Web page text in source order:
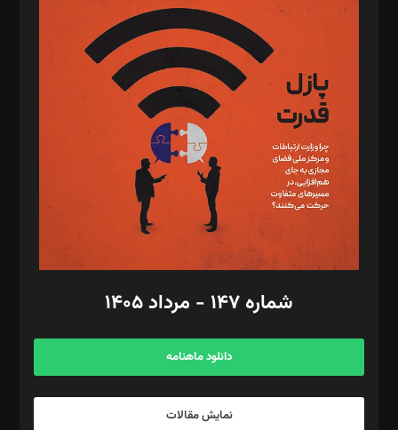
د‌بیر پیوست جهان: مینا پاکدل
د‌بیر تحریریه آنلاین: بابک نقاش
تحریریه‌: مجتبی محمود‌ی، آرش برهمند، یسنا امان‌پور، سروش کرمیان،
مصطفی مسجدی آرانی، ابوالفضل رجبی، زهرا فکرانه، فائزه فتحی
رستمی،مصطفی باستان
ویرایش: نگار استاد‌‌آقا
طراح یونیفرم: مجید توکلی
فیلمبرداری و عکاسی: امیر شفیعی، مانی لطفی زاده
گرافیک و صفحه‌آرایی: سید‌سبحان‌علی ثابت
مد‌یر توسعه تجاری: کامبیز برید‌
امور مالی: شاپور رهبری، محمد‌ کاظمی‌نیا
آگهی و مشترکین: ۰۹۱۹۹۹۹۰۴۵۴
شماره ۱۴۷ - مرداد ۱۴۰۵
دانلود ماهنامه
نمایش مقالات